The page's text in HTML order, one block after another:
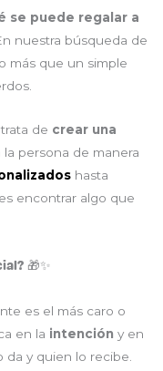
se puede regalar a
nuestra búsqueda de
más que un simple
de crear una
persona de manera
hasta
encontrar algo que
🎁✨
es el más caro o
en la intención y en
da y quien lo recibe.